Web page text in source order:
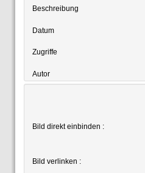
Beschreibung
Datum
Zugriffe
Autor
Bild direkt einbinden :
Bild verlinken :